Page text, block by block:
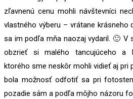
zľavnenú cenu mohli návštevníci
vlastného výberu – vrátane krásneho
sa im podľa mňa naozaj vydaril. 🙂
obzrieť si malého tancujúceho a
ktorého sme neskôr mohli vidieť aj pri
bola možnosť odfotiť sa pri
pozadie sám a podľa môjho názoru